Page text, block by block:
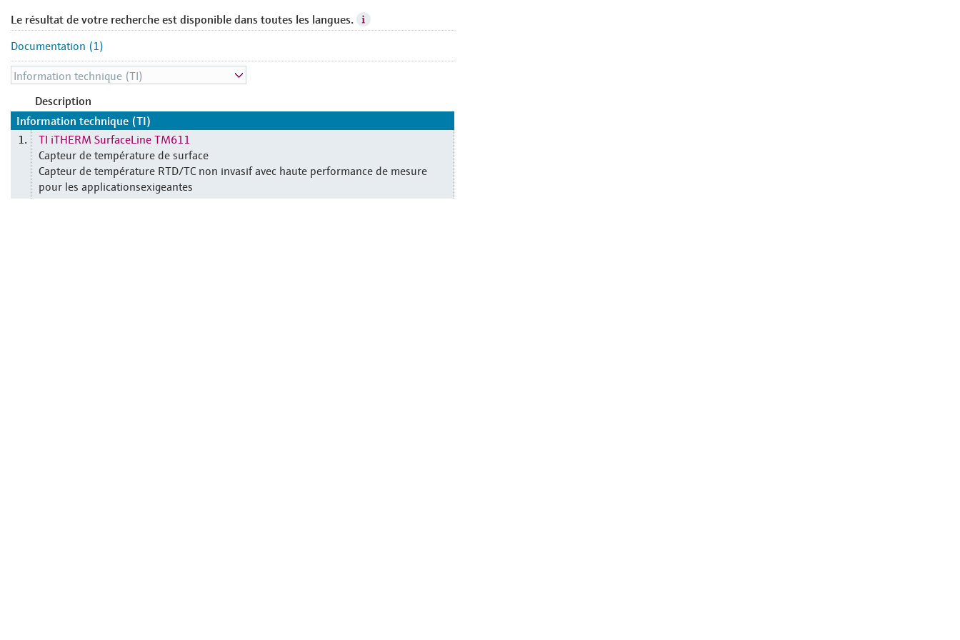
Le résultat de votre recherche est disponible dans toutes les langues.
Documentation (1)
Description
Information technique (TI)
1.
TI iTHERM SurfaceLine TM611
Capteur de température de surface
Capteur de température RTD/TC non invasif avec haute performance de mesure
pour les applicationsexigeantes